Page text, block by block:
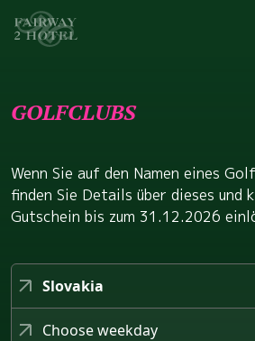
GOLFCLUBS
Wenn Sie auf den Namen eines
finden Sie Details über dieses und
Gutschein bis zum 31.12.2026
Slovakia
Choose weekday